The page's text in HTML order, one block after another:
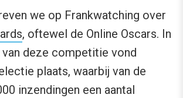
we op Frankwatching over
, oftewel de Online Oscars. In
deze competitie vond
plaats, waarbij van de
inzendingen een aantal